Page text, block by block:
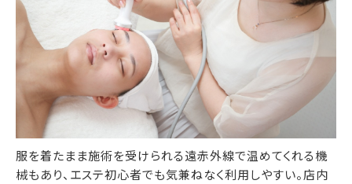
服を着たまま施術を受けられる遠赤外線で温めてくれる機
械もあり、エステ初心者でも気兼ねなく利用しやすい。店内